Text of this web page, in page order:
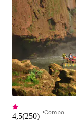
4,5(250) Combo